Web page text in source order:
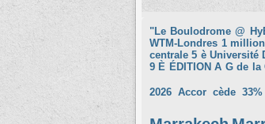
"Le Boulodrome @
WTM-Londres 1
centrale 5 è Université
9 È ÉDITION A G de la
2026 Accor cède